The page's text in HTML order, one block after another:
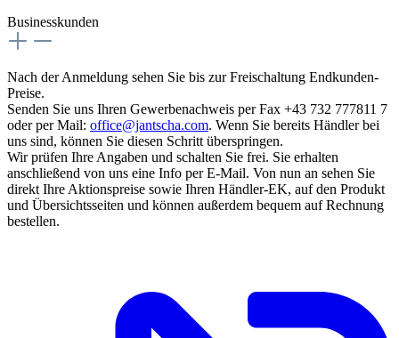
Businesskunden
Nach der Anmeldung sehen Sie bis zur Freischaltung Endkunden-
Preise.
Senden Sie uns Ihren Gewerbenachweis per Fax +43 732 777811 7
oder per Mail: office@jantscha.com. Wenn Sie bereits Händler bei
uns sind, können Sie diesen Schritt überspringen.
Wir prüfen Ihre Angaben und schalten Sie frei. Sie erhalten
anschließend von uns eine Info per E-Mail. Von nun an sehen Sie
direkt Ihre Aktionspreise sowie Ihren Händler-EK, auf den Produkt
und Übersichtsseiten und können außerdem bequem auf Rechnung
bestellen.